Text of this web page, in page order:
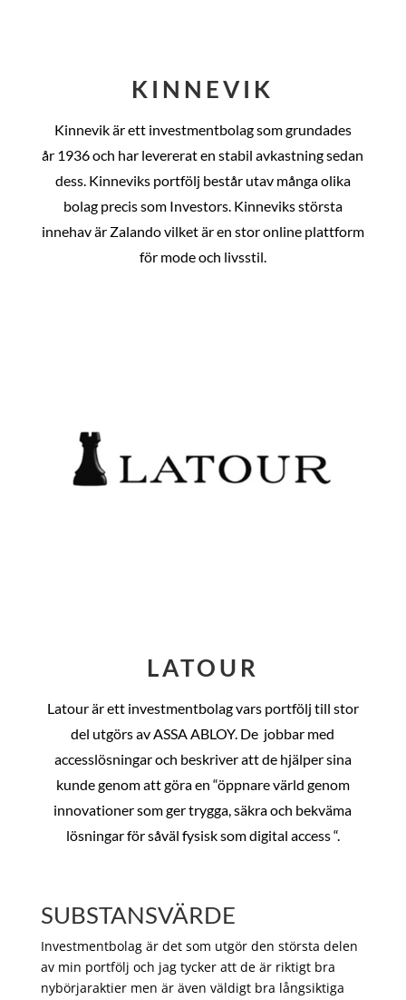
KINNEVIK
Kinnevik är ett investmentbolag som grundades
år 1936 och har levererat en stabil avkastning sedan
dess. Kinneviks portfölj består utav många olika
bolag precis som Investors. Kinneviks största
innehav är Zalando vilket är en stor online plattform
för mode och livsstil.
LATOUR
Latour är ett investmentbolag vars portfölj till stor
del utgörs av ASSA ABLOY. De jobbar med
accesslösningar och beskriver att de hjälper sina
kunde genom att göra en “öppnare värld genom
innovationer som ger trygga, säkra och bekväma
lösningar för såväl fysisk som digital access “.
SUBSTANSVÄRDE
Investmentbolag är det som utgör den största delen
av min portfölj och jag tycker att de är riktigt bra
nybörjaraktier men är även väldigt bra långsiktiga